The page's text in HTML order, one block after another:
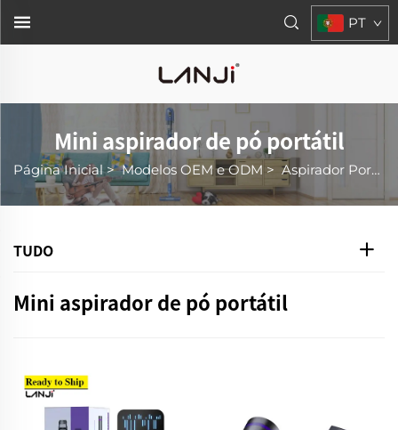
PT
Mini aspirador de pó portátil
Página Inicial>Modelos OEM e ODM > Aspirador Portátil Mini
TUDO
Mini aspirador de pó portátil